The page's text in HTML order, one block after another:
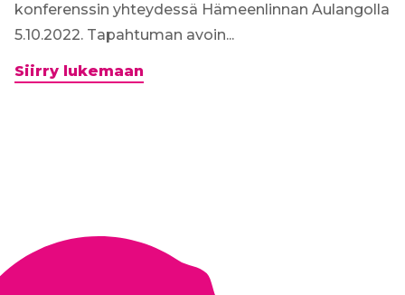
konferenssin yhteydessä Hämeenlinnan Aulangolla
5.10.2022. Tapahtuman avoin...
Siirry lukemaan